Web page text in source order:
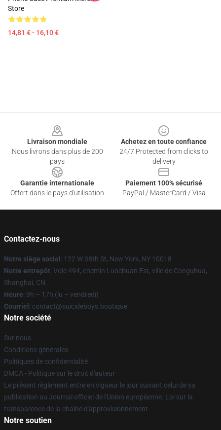
Store
14,81 € - 16,10 €
Livraison mondiale
Nous livrons dans plus de 200
pays
Achetez en toute confiance
24/7 Protected from clicks to
delivery
Garantie internationale
Offert dans le pays d'utilisation
Paiement 100% sécurisé
PayPal / MasterCard / Visa
Contactez-nous
Notre siège social : 122 W 38th St, New York, NY 10018
Notre entrepôt: Voie 494, chemin Luochuan Est, ville de Conguhua,
Shanghai, CN
Heure: 9h – 17h (lu – vendredi)
Courriel : contact@suicideboys.boutique
Notre société
Sur nous
Conditions générales
Politiques de confidentialité
DMCA - Politique sur le droit d'auteur
Le présent règlement entre en vigueur le jour suivant celui de sa
publication au Journal officiel de l'Union européenne. Loi sur la
transparence de la chaîne d'approvisionnement
Notre soutien